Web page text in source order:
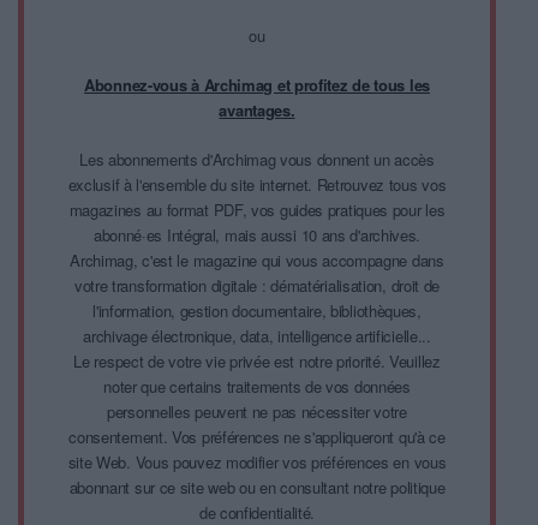
ou
Abonnez-vous à Archimag et profitez de tous les
avantages.
Les abonnements d'Archimag vous donnent un accès
exclusif à l'ensemble du site internet. Retrouvez tous vos
magazines au format PDF, vos guides pratiques pour les
abonné·es Intégral, mais aussi 10 ans d'archives.
Archimag, c'est le magazine qui vous accompagne dans
votre transformation digitale : dématérialisation, droit de
l'information, gestion documentaire, bibliothèques,
archivage électronique, data, intelligence artificielle...
Le respect de votre vie privée est notre priorité. Veuillez
noter que certains traitements de vos données
personnelles peuvent ne pas nécessiter votre
consentement. Vos préférences ne s'appliqueront qu'à ce
site Web. Vous pouvez modifier vos préférences en vous
abonnant sur ce site web ou en consultant notre politique
de confidentialité.